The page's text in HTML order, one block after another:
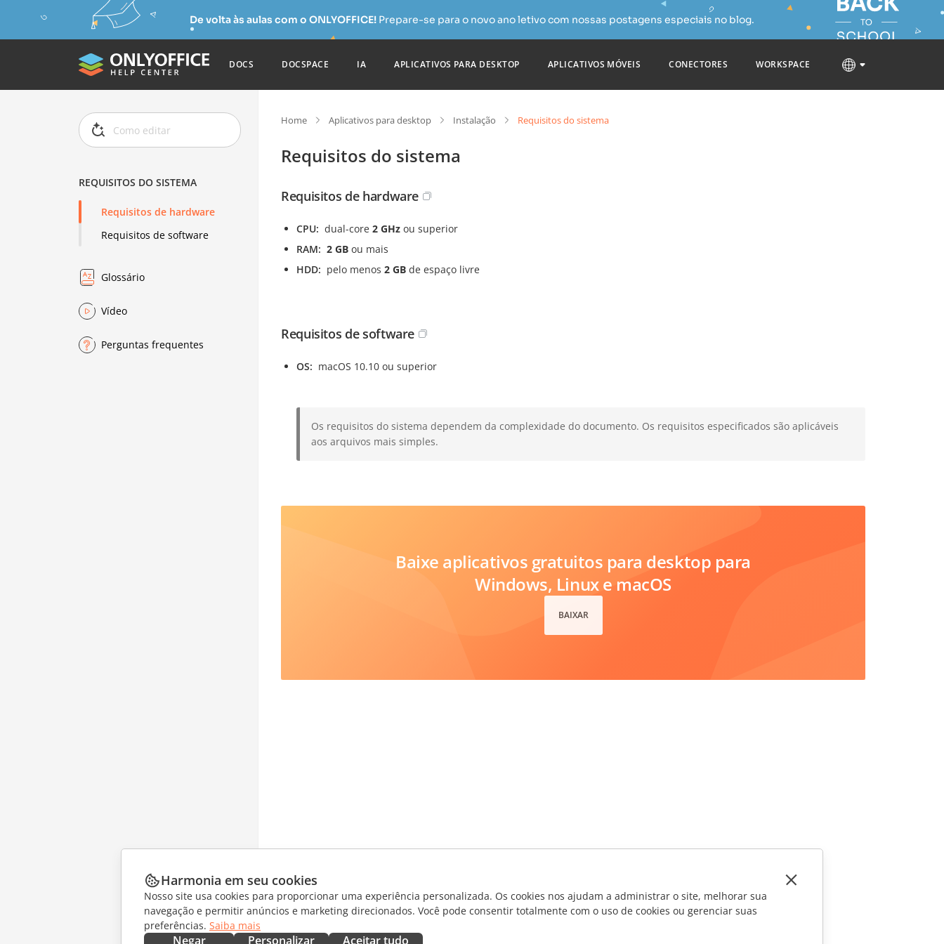
De volta às aulas com o ONLYOFFICE! Prepare-se para o novo ano letivo com nossas postagens especiais no blog.
DOCS DOCSPACE IA APLICATIVOS PARA DESKTOP APLICATIVOS MÓVEIS CONECTORES WORKSPACE
REQUISITOS DO SISTEMA
Requisitos de hardware
Requisitos de software
Glossário
Vídeo
Perguntas frequentes
Home Aplicativos para desktop Instalação Requisitos do sistema
Requisitos do sistema
Requisitos de hardware
CPU dual-core 2 GHz ou superior
RAM
2 GB ou mais
HDD
pelo menos 2 GB de espaço livre
Requisitos de software
OS macOS 10.10 ou superior
Os requisitos do sistema dependem da complexidade do documento. Os requisitos especificados são aplicáveis
aos arquivos mais simples.
Baixe aplicativos gratuitos para desktop para
Windows, Linux e macOS
BAIXAR
Harmonia em seu cookies
Nosso site usa cookies para proporcionar uma experiência personalizada. Os cookies nos ajudam a administrar o site, melhorar sua
navegação e permitir anúncios e marketing direcionados. Você pode consentir totalmente com o uso de cookies ou gerenciar suas
preferências. Saiba mais
Negar Personalizar Aceitar tudo